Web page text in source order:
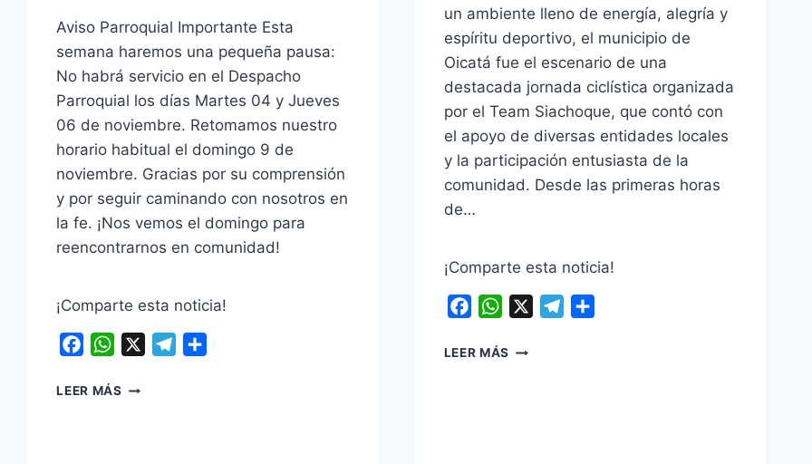
Aviso Parroquial Importante Esta
semana haremos una pequeña pausa:
No habrá servicio en el Despacho
Parroquial los días Martes 04 y Jueves
06 de noviembre. Retomamos nuestro
horario habitual el domingo 9 de
noviembre. Gracias por su comprensión
y por seguir caminando con nosotros en
la fe. ¡Nos vemos el domingo para
reencontrarnos en comunidad!
¡Comparte esta noticia!
FacebookWhatsApp Telegram
LEER MÁS NO
un ambiente lleno de energía, alegría y
espíritu deportivo, el municipio de
Oicatá fue el escenario de una
destacada jornada ciclística organizada
por el Team Siachoque, que contó con
el apoyo de diversas entidades locales
y la participación entusiasta de la
comunidad. Desde las primeras horas
de…
¡Comparte esta noticia!
FacebookWhatsApp Telegram
LEER MÁS OICATÁ